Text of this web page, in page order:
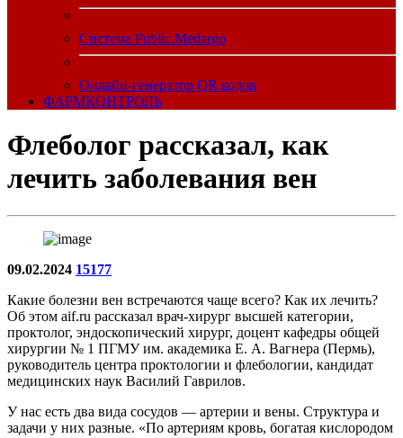
Система Public.Medargo
Онлайн-генератор QR кодов
ФАРМКОНТРОЛЬ
Флеболог рассказал, как
лечить заболевания вен
09.02.2024 15177
Какие болезни вен встречаются чаще всего? Как их лечить?
Об этом aif.ru рассказал врач-хирург высшей категории,
проктолог, эндоскопический хирург, доцент кафедры общей
хирургии № 1 ПГМУ им. академика Е. А. Вагнера (Пермь),
руководитель центра проктологии и флебологии, кандидат
медицинских наук Василий Гаврилов.
У нас есть два вида сосудов — артерии и вены. Структура и
задачи у них разные. «По артериям кровь, богатая кислородом